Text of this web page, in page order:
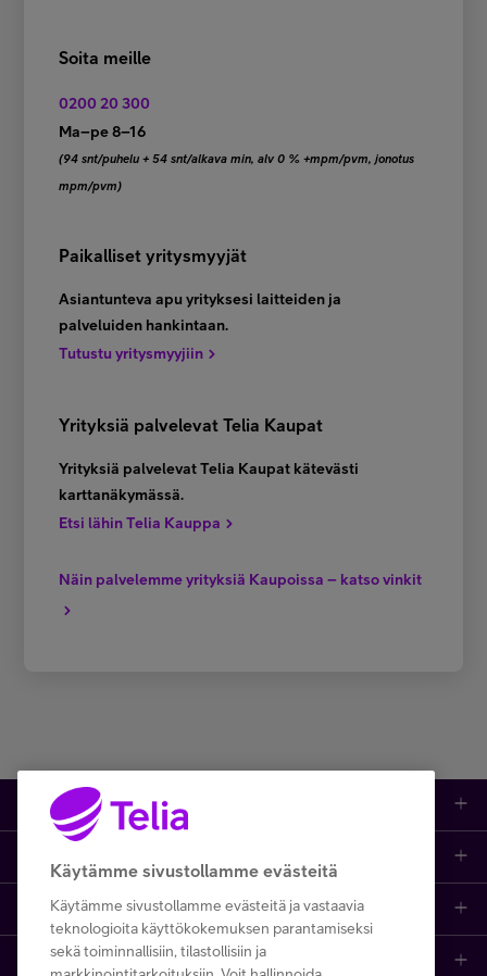
Soita meille
0200 20 300
Ma–pe 8–16
(94 snt/puhelu + 54 snt/alkava min, alv 0 % +mpm/pvm, jonotus
mpm/pvm)
Paikalliset yritysmyyjät
Asiantunteva apu yrityksesi laitteiden ja
palveluiden hankintaan.
Tutustu yritysmyyjiin
Yrityksiä palvelevat Telia Kaupat
Yrityksiä palvelevat Telia Kaupat kätevästi
karttanäkymässä.
Etsi lähin Telia Kauppa
Näin palvelemme yrityksiä Kaupoissa – katso vinkit
Tuotteet
IT-palvelut
Yrittäjän palvelut
Etusivu
Yhteystiedot
Opi ja inspiroidu
Kaikki sisällöt
Telia
Käytämme sivustollamme evästeitä
Käytämme sivustollamme evästeitä ja vastaavia
teknologioita käyttökokemuksen parantamiseksi
sekä toiminnallisiin, tilastollisiin ja